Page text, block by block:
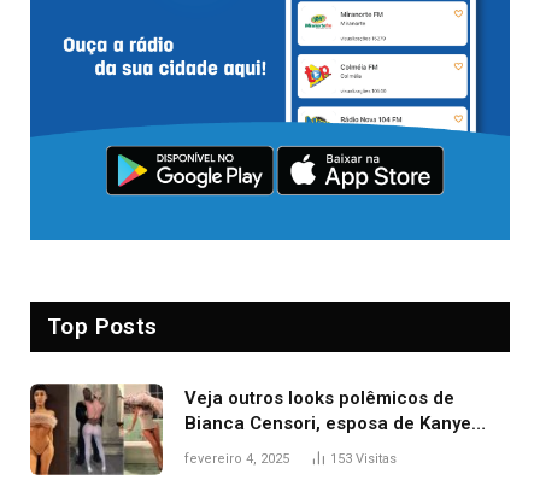
Top Posts
Veja outros looks polêmicos de
Bianca Censori, esposa de Kanye
West que apareceu nua no Grammy
fevereiro 4, 2025 153 Visitas